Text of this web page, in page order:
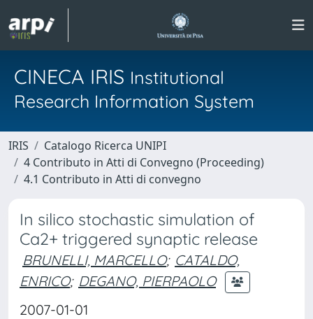
CINECA IRIS Institutional
Research Information System
IRIS
Catalogo Ricerca UNIPI
4 Contributo in Atti di Convegno (Proceeding)
4.1 Contributo in Atti di convegno
In silico stochastic simulation of
Ca2+ triggered synaptic release
BRUNELLI, MARCELLO; CATALDO,
ENRICO; DEGANO, PIERPAOLO
2007-01-01